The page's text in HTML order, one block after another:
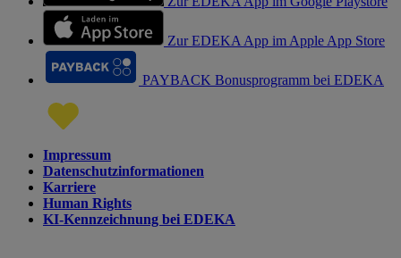
Zur EDEKA App im Apple App Store
PAYBACK Bonusprogramm bei EDEKA
Impressum
Datenschutzinformationen
Karriere
Human Rights
KI-Kennzeichnung bei EDEKA